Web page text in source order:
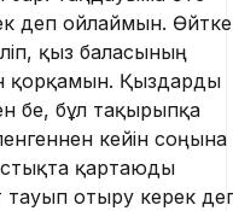
деп ойлаймын.
қыз баласының
қорқамын. Қыздарды
бе, бұл тақырыпқа
кейін соңына
қартаюды
отыру керек